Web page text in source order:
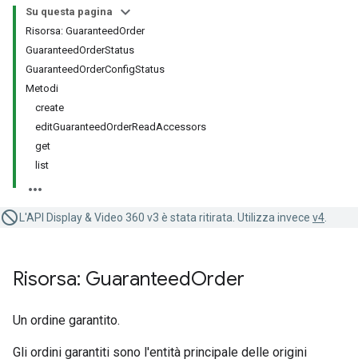
Su questa pagina
Risorsa: GuaranteedOrder
GuaranteedOrderStatus
GuaranteedOrderConfigStatus
Metodi
create
editGuaranteedOrderReadAccessors
get
list
L'API Display & Video 360 v3 è stata ritirata. Utilizza invece v4
Risorsa: GuaranteedOrder
Un ordine garantito.
Gli ordini garantiti sono l'entità principale delle origini